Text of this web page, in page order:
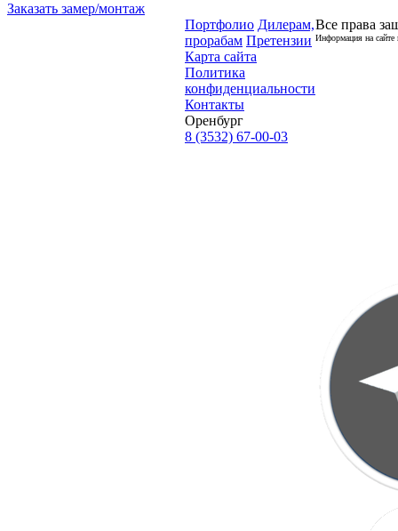
Заказать замер/монтаж
Портфолио Дилерам,
прорабам Претензии
Карта сайта
Политика
конфиденциальности
Контакты
Оренбург
8 (3532) 67-00-03
Все права
Информация на сайте